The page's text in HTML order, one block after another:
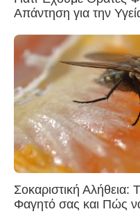
Απάντηση για την
Σοκαριστική Αλήθεια:
Φαγητό σας και Πώς